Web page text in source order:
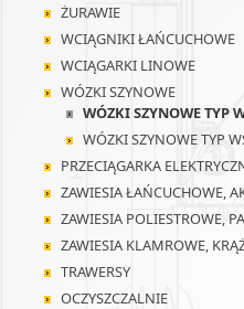
ŻURAWIE
WCIĄGNIKI ŁAŃCUCHOWE
WCIĄGARKI LINOWE
WÓZKI SZYNOWE
WÓZKI SZYNOWE TYP
WÓZKI SZYNOWE TYP
PRZECIĄGARKA
ZAWIESIA ŁAŃCUCHOWE,
ZAWIESIA POLIESTROWE,
ZAWIESIA KLAMROWE,
TRAWERSY
OCZYSZCZALNIE